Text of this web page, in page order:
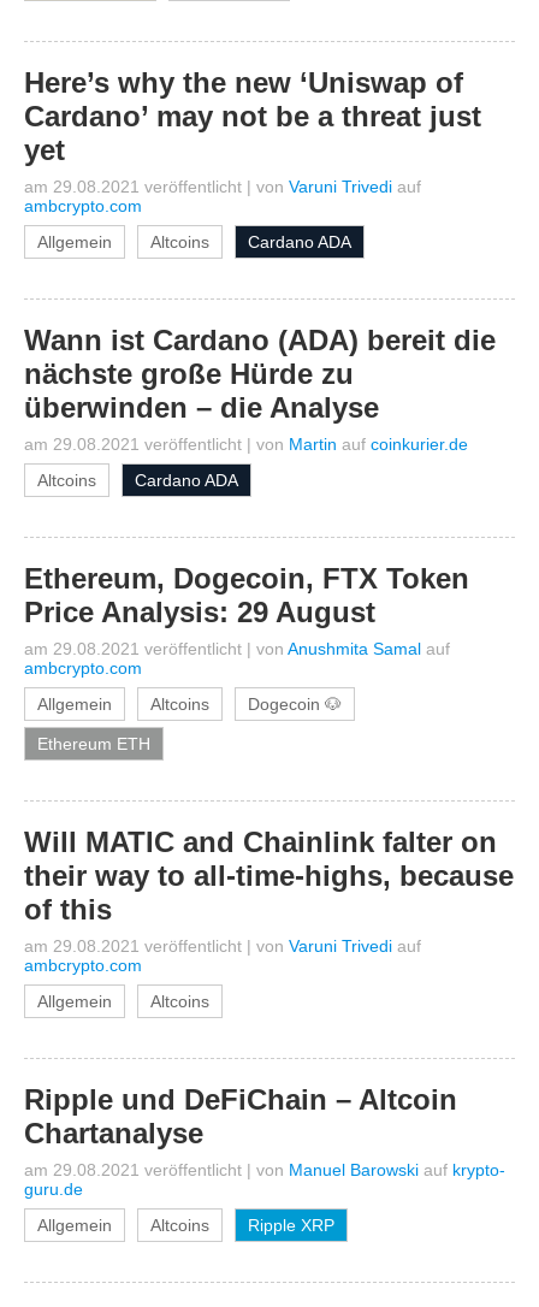
Here’s why the new ‘Uniswap of
Cardano’ may not be a threat just
yet
am 29.08.2021 veröffentlicht | von Varuni Trivedi auf
ambcrypto.com
Allgemein
Altcoins Cardano ADA
Wann ist Cardano (ADA) bereit die
nächste große Hürde zu
überwinden – die Analyse
am 29.08.2021 veröffentlicht | von Martin auf coinkurier.de
Altcoins
Cardano ADA
Ethereum, Dogecoin, FTX Token
Price Analysis: 29 August
am 29.08.2021 veröffentlicht | von Anushmita Samal auf
ambcrypto.com
Allgemein
Altcoins Dogecoin 🐶
Ethereum ETH
Will MATIC and Chainlink falter on
their way to all-time-highs, because
of this
am 29.08.2021 veröffentlicht | von Varuni Trivedi auf
ambcrypto.com
Allgemein
Altcoins
Ripple und DeFiChain – Altcoin
Chartanalyse
am 29.08.2021 veröffentlicht | von Manuel Barowski auf krypto-
guru.de
Allgemein
Altcoins Ripple XRP